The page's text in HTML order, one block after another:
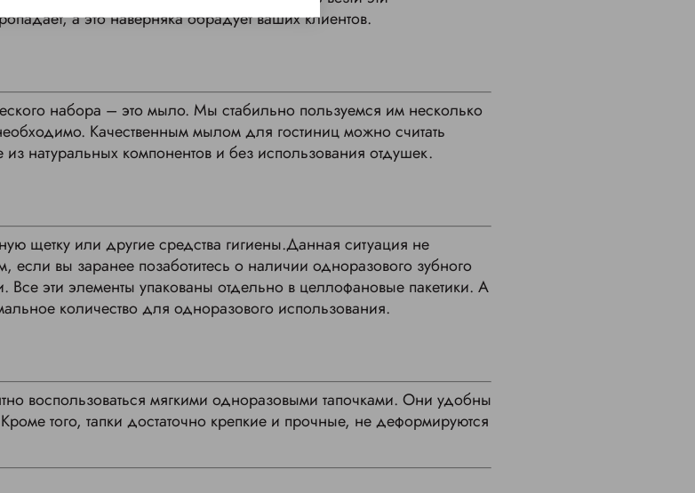
а это наверняка обрадует ваших клиентов.
набора – это мыло. Мы стабильно пользуемся им несколько
Качественным мылом для гостиниц можно считать
натуральных компонентов и без использования отдушек.
щетку или другие средства гигиены.Данная ситуация не
если вы заранее позаботитесь о наличии одноразового зубного
Все эти элементы упакованы отдельно в целлофановые пакетики. А
количество для одноразового использования.
воспользоваться мягкими одноразовыми тапочками. Они удобны
того, тапки достаточно крепкие и прочные, не деформируются